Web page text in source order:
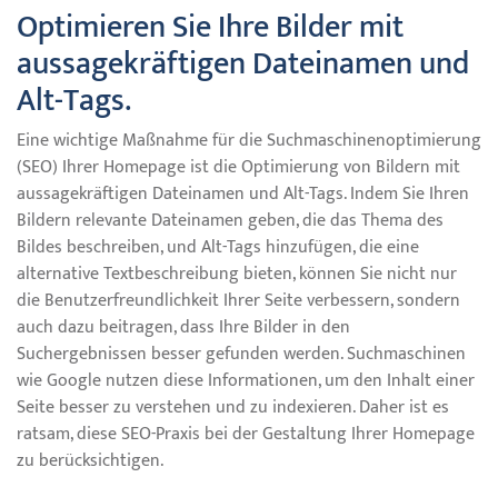
Optimieren Sie Ihre Bilder mit
aussagekräftigen Dateinamen und
Alt-Tags.
Eine wichtige Maßnahme für die Suchmaschinenoptimierung
(SEO) Ihrer Homepage ist die Optimierung von Bildern mit
aussagekräftigen Dateinamen und Alt-Tags. Indem Sie Ihren
Bildern relevante Dateinamen geben, die das Thema des
Bildes beschreiben, und Alt-Tags hinzufügen, die eine
alternative Textbeschreibung bieten, können Sie nicht nur
die Benutzerfreundlichkeit Ihrer Seite verbessern, sondern
auch dazu beitragen, dass Ihre Bilder in den
Suchergebnissen besser gefunden werden. Suchmaschinen
wie Google nutzen diese Informationen, um den Inhalt einer
Seite besser zu verstehen und zu indexieren. Daher ist es
ratsam, diese SEO-Praxis bei der Gestaltung Ihrer Homepage
zu berücksichtigen.